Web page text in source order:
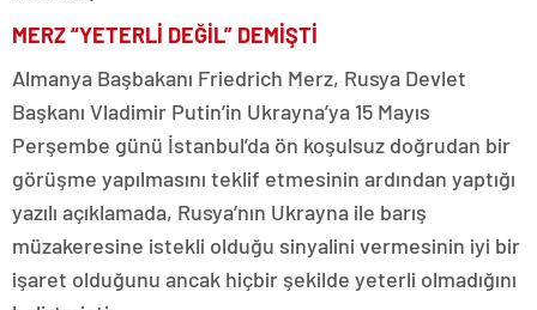
MERZ “YETERLİ DEĞİL” DEMİŞTİ
Almanya Başbakanı Friedrich Merz, Rusya Devlet
Başkanı Vladimir Putin’in Ukrayna’ya 15 Mayıs
Perşembe günü İstanbul’da ön koşulsuz doğrudan bir
görüşme yapılmasını teklif etmesinin ardından yaptığı
yazılı açıklamada, Rusya’nın Ukrayna ile barış
müzakeresine istekli olduğu sinyalini vermesinin iyi bir
işaret olduğunu ancak hiçbir şekilde yeterli olmadığını